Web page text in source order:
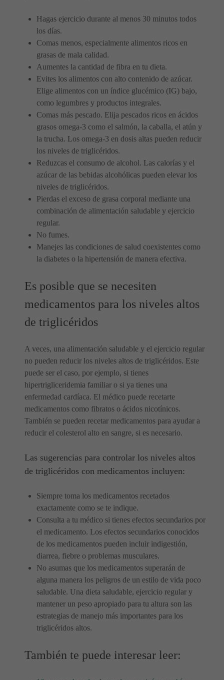
Hagas ejercicio durante al menos 30 minutos todos
los días.
Comas menos, especialmente alimentos ricos en
grasas de mala calidad.
Aumentes la cantidad de fibra en tu dieta.
Evites los alimentos con alto contenido de azúcar.
Elige alimentos con un índice glucémico (IG) bajo,
como legumbres y productos integrales.
Comas más pescado. Elija pescados ricos en ácidos
grasos omega-3 como el salmón, la caballa, el atún y
la trucha. Los omega-3 en dosis altas pueden reducir
los niveles de triglicéridos.
Reduzcas el consumo de alcohol. Las calorías y el
azúcar de las bebidas alcohólicas pueden elevar los
niveles de triglicéridos.
Pierdas el exceso de grasa corporal mediante una
combinación de alimentación saludable y ejercicio
regular.
No fumes.
Manejes las condiciones de salud coexistentes como
la diabetes o la hipertensión de manera efectiva.
Es posible que se necesiten
medicamentos para los niveles altos
de triglicéridos
A veces, una alimentación saludable y el ejercicio regular
no pueden reducir los niveles altos de triglicéridos. Este
puede ser el caso, por ejemplo, si tienes
hipertrigliceridemia familiar o si ya tienes una
enfermedad cardíaca. El médico puede recetarte
medicamentos como fibratos o ácidos nicotínicos.
También se pueden recetar medicamentos para ayudar a
reducir el colesterol alto en sangre, si es necesario.
Las sugerencias para controlar los niveles altos
de triglicéridos con medicamentos incluyen:
Siempre toma los medicamentos recetados
exactamente como se te indique.
Consulta a tu médico si tienes efectos secundarios por
el medicamento. Los efectos secundarios conocidos
de los medicamentos pueden incluir indigestión,
diarrea, fiebre o problemas musculares.
No asumas que los medicamentos superarán de
alguna manera los peligros de un estilo de vida poco
saludable. Una dieta saludable, ejercicio regular y
mantener un peso apropiado para tu altura son las
estrategias de manejo más importantes para los
triglicéridos altos.
También te puede interesar leer: